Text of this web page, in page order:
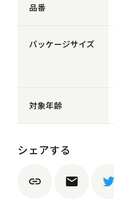
品番
パッケージサイズ
対象年齢
シェアする